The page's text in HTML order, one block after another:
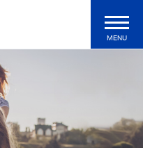
MENU